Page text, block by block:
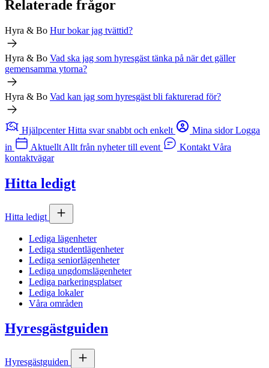
Relaterade frågor
Hyra & Bo Hur bokar jag tvättid?
Hyra & Bo Vad ska jag som hyresgäst tänka på när det gäller
gemensamma ytorna?
Hyra & Bo Vad kan jag som hyresgäst bli fakturerad för?
Hjälpcenter Hitta svar snabbt och enkelt Mina sidor Logga
in
Aktuellt Allt från nyheter till event Kontakt Våra
kontaktvägar
Hitta ledigt
Hitta ledigt
Lediga lägenheter
Lediga studentlägenheter
Lediga seniorlägenheter
Lediga ungdomslägenheter
Lediga parkeringsplatser
Lediga lokaler
Våra områden
Hyresgästguiden
Hyresgästguiden